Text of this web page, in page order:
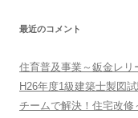
最近のコメント
住育普及事業～鈑金レリ
H26年度1級建築士製図
チームで解決！住宅改